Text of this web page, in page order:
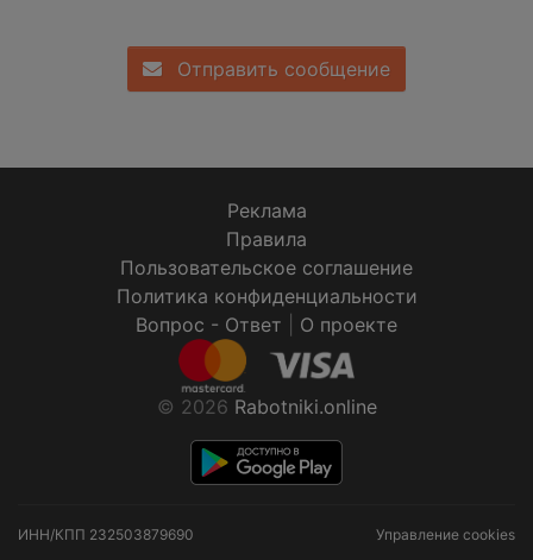
Отправить сообщение
Реклама
Правила
Пользовательское соглашение
Политика конфиденциальности
Вопрос - Ответ
О проекте
© 2026 Rabotniki.online
ИНН/КПП 232503879690 Управление cookies